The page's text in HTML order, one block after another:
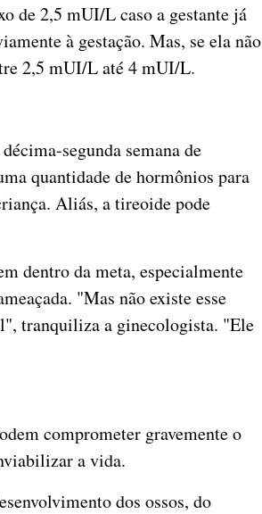
de 2,5 mUI/L caso a gestante já
à gestação. Mas, se ela não
2,5 mUI/L até 4 mUI/L.
segunda semana de
quantidade de hormônios para
Aliás, a tireoide pode
dentro da meta, especialmente
"Mas não existe esse
tranquiliza a ginecologista. "Ele
comprometer gravemente o
a vida.
dos ossos, do